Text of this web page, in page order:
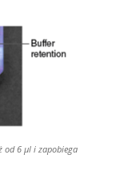
od 6 µl i zapobiega